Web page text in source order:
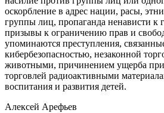
оскорбление в адрес нации, расы,
группы лиц, пропаганда ненависти к
призывы к ограничению прав и
упоминаются преступления,
кибербезопасностью, незаконной
животными, причинением ущерба
торговлей радиоактивными
воспитания и развития детей.
Алексей Арефьев